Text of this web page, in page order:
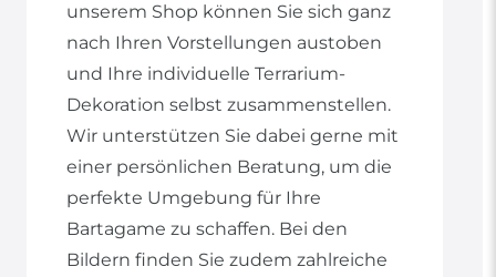
unserem Shop können Sie sich ganz
nach Ihren Vorstellungen austoben
und Ihre individuelle Terrarium-
Dekoration selbst zusammenstellen.
Wir unterstützen Sie dabei gerne mit
einer persönlichen Beratung, um die
perfekte Umgebung für Ihre
Bartagame zu schaffen. Bei den
Bildern finden Sie zudem zahlreiche